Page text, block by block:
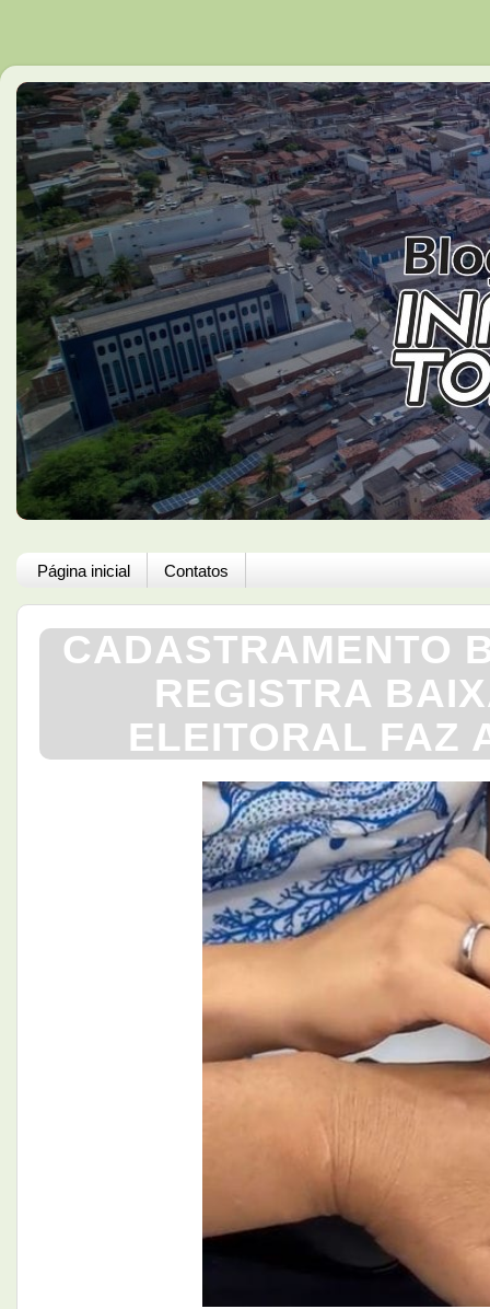
Página inicial Contatos
CADASTRAMENTO
REGISTRA
ELEITORAL FAZ